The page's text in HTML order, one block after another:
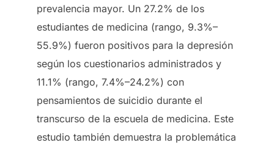
prevalencia mayor. Un 27.2% de los
estudiantes de medicina (rango, 9.3%–
55.9%) fueron positivos para la depresión
según los cuestionarios administrados y
11.1% (rango, 7.4%–24.2%) con
pensamientos de suicidio durante el
transcurso de la escuela de medicina. Este
estudio también demuestra la problemática